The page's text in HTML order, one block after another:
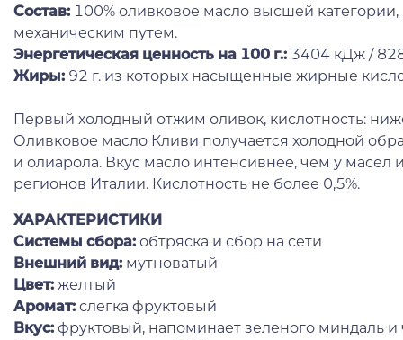
Состав: 100% оливковое масло высшей
механическим путем.
Энергетическая ценность на 100 г.: 3404 кДж /
Жиры: 92 г. из которых насыщенные жирные
Первый холодный отжим оливок, кислотность:
Оливковое масло Кливи получается холодной
и олиарола. Вкус масло интенсивнее, чем у
регионов Италии. Кислотность не более 0,5%.
ХАРАКТЕРИСТИКИ
Системы сбора: обтряска и сбор на сети
Внешний вид: мутноватый
Цвет: желтый
Аромат: слегка фруктовый
Вкус: фруктовый, напоминает зеленого миндаль и